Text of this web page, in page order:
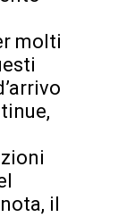
molti
il